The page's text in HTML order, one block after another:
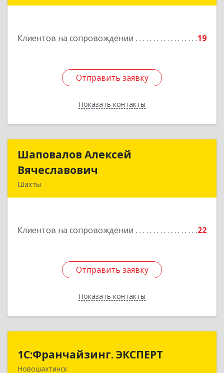
Клиентов на сопровождении 19
Отправить заявку
Показать контакты
Отправить заявку
Назад
Шаповалов Алексей
Вячеславович
Шахты
Клиентов на сопровождении 22
Отправить заявку
Показать контакты
Шаповалов Алексей
Отправить заявку
Назад
1С:Франчайзинг. ЭКСПЕРТ
Новошахтинск
1С:Франчайзинг. ЭКСПЕРТ
346901, Ростовская обл, Новошахтинск г,